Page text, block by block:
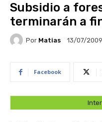
Subsidio a
terminarán a
Por Matias 13/07/2009
Facebook